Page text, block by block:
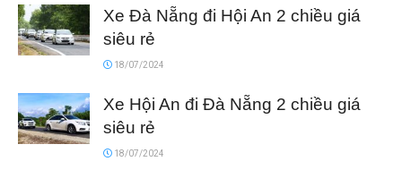
Xe Đà Nẵng đi Hội An 2 chiều giá
siêu rẻ
18/07/2024
Xe Hội An đi Đà Nẵng 2 chiều giá
siêu rẻ
18/07/2024